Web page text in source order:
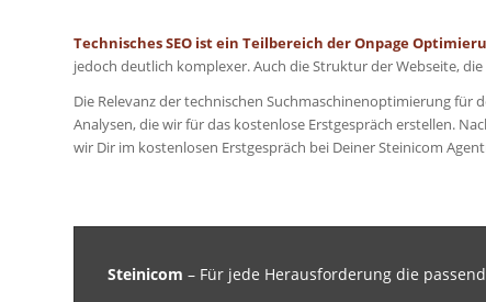
Technisches SEO ist ein Teilbereich der Onpage
jedoch deutlich komplexer. Auch die Struktur der Webseite,
Die Relevanz der technischen Suchmaschinenoptimierung für
Analysen, die wir für das kostenlose Erstgespräch erstellen.
wir Dir im kostenlosen Erstgespräch bei Deiner Steinicom
Steinicom – Für jede Herausforderung die